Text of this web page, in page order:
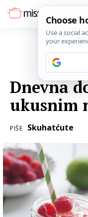
Dnevna
ukusnim
PIŠE Skuhatćute